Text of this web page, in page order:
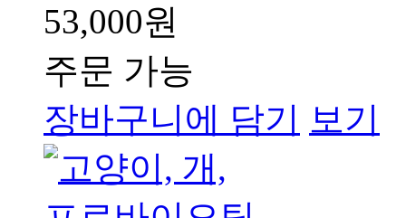
53,000원
주문 가능
장바구니에 담기 보기